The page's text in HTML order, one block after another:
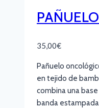
35,00€
Pañuelo
en tejido de
combina una
banda